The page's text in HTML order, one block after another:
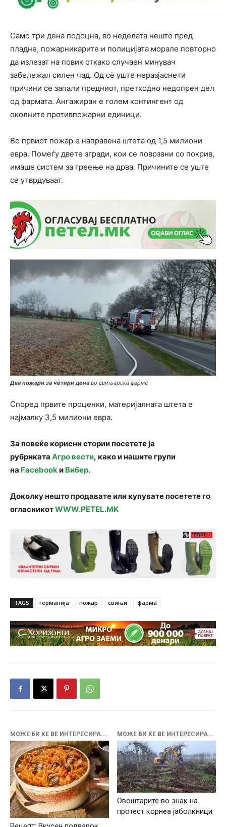
Само три дена подоцна, во неделата нешто пред
пладне, пожарникарите и полицијата морале повторно
да излезат на повик откако случаен минувач
забележал силен чад. Од сè уште неразјаснети
причини се запали предниот, претходно недопрен дел
од фармата. Ангажиран е голем контингент од
околните противпожарни единици.
Во првиот пожар е направена штета од 1,5 милиони
евра. Помеѓу двете згради, кои се поврзани со покрив,
имаше систем за греење на дрва. Причините се уште
се утврдуваат.
Два пожари за четири дена во свињарска фарма
Според првите проценки, материјалната штета е
најмалку 3,5 милиони евра.
За повеќе корисни стории посетете ја
рубриката Агро вести, како и нашите групи
на Facebookи Вибер.
Доколку нешто продавате или купувате посетете го
огласникотWWW.PETEL.MK
TAGS германија пожар свињи фарма
МОЖЕ БИ ЌЕ ВЕ ИНТЕРЕСИРА... МОЖЕ БИ ЌЕ ВЕ ИНТЕРЕСИРА...
Овоштарите во знак на
протест корнеа јаболкници